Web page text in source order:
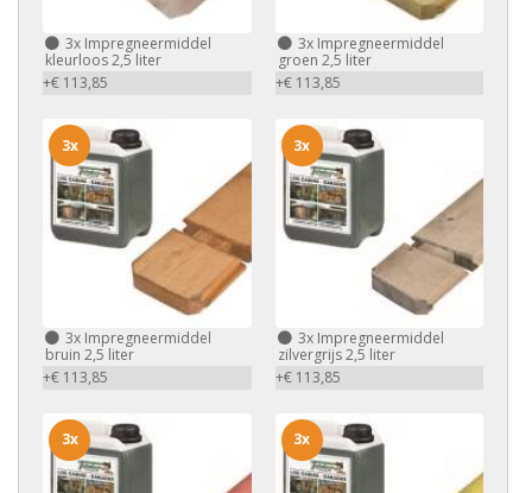
3x Impregneermiddel
kleurloos 2,5 liter
+€ 113,85
3xImpregneermiddel
groen 2,5 liter
+€ 113,85
3x Impregneermiddel
bruin 2,5 liter
+€ 113,85
3x
3xImpregneermiddel
zilvergrijs 2,5 liter
+€ 113,85
3x
3x 3x